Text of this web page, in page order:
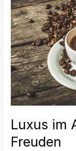
Luxus im
Freuden
Alltag:
die
kleinen
Freuden